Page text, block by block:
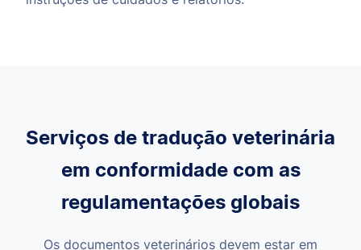
Serviços de tradução veterinária
em conformidade com as
regulamentações globais
Os documentos veterinários devem estar em